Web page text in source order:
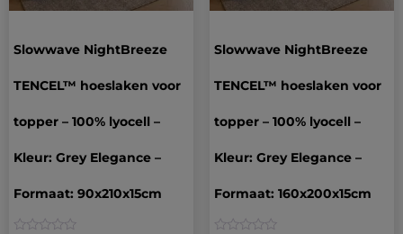
Slowwave NightBreeze
TENCEL™ hoeslaken voor
topper – 100% lyocell –
Kleur: Grey Elegance –
Formaat: 90x210x15cm
Slowwave NightBreeze
TENCEL™ hoeslaken voor
topper – 100% lyocell –
Kleur: Grey Elegance –
Formaat: 160x200x15cm